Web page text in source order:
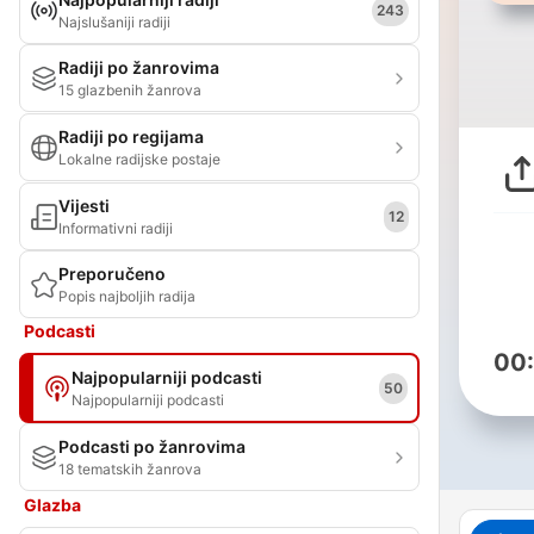
Najslušaniji radiji
243
Radiji po žanrovima
15 glazbenih žanrova
Radiji po regijama
Lokalne radijske postaje
Vijesti
Informativni radiji
12
Preporučeno
Popis najboljih radija
Podcasti
Najpopularniji podcasti
Najpopularniji podcasti
50
Podcasti po žanrovima
18 tematskih žanrova
Glazba